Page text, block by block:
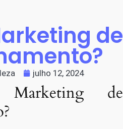
de
julho 12, 2024
de